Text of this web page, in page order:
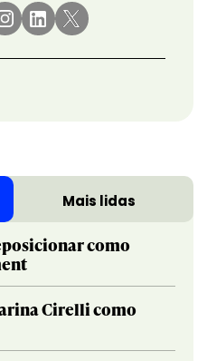
Mais lidas
como
Cirelli como